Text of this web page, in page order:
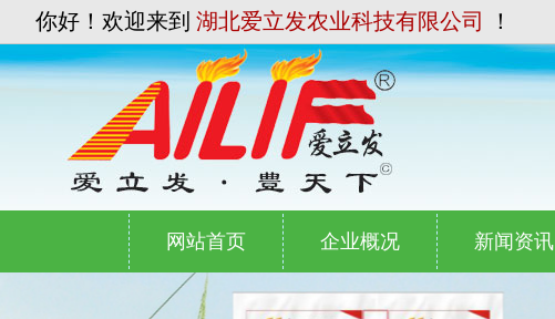
你好！欢迎来到 湖北爱立发农业科技有限公司 ！
网站首页 企业概况 新闻资讯